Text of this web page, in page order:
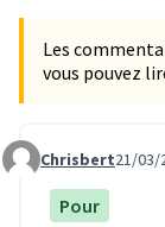
Les
vous pouvez
Commentaire 34
Chrisbert21/03/
Pour